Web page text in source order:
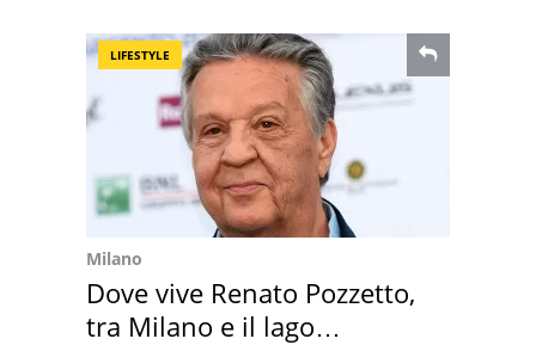
LIFESTYLE
Milano
Dove vive Renato Pozzetto,
tra Milano e il lago